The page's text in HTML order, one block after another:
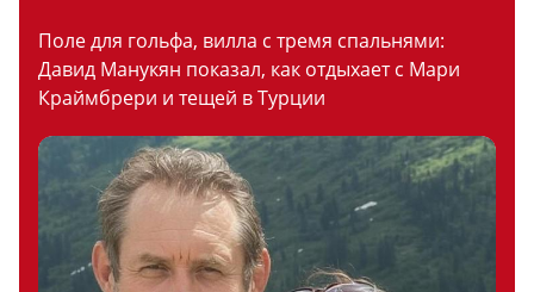
Поле для гольфа, вилла с тремя спальнями:
Давид Манукян показал, как отдыхает с Мари
Краймбрери и тещей в Турции